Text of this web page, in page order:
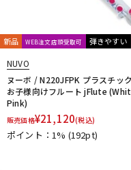
新品 WEB注文店頭受取可 弾きやすい
NUVO
ヌーボ / N220JFPK プラスチッ
お子様向けフルート jFlute
Pink)
販売価格¥21,120(税込)
ポイント：1% (192pt)